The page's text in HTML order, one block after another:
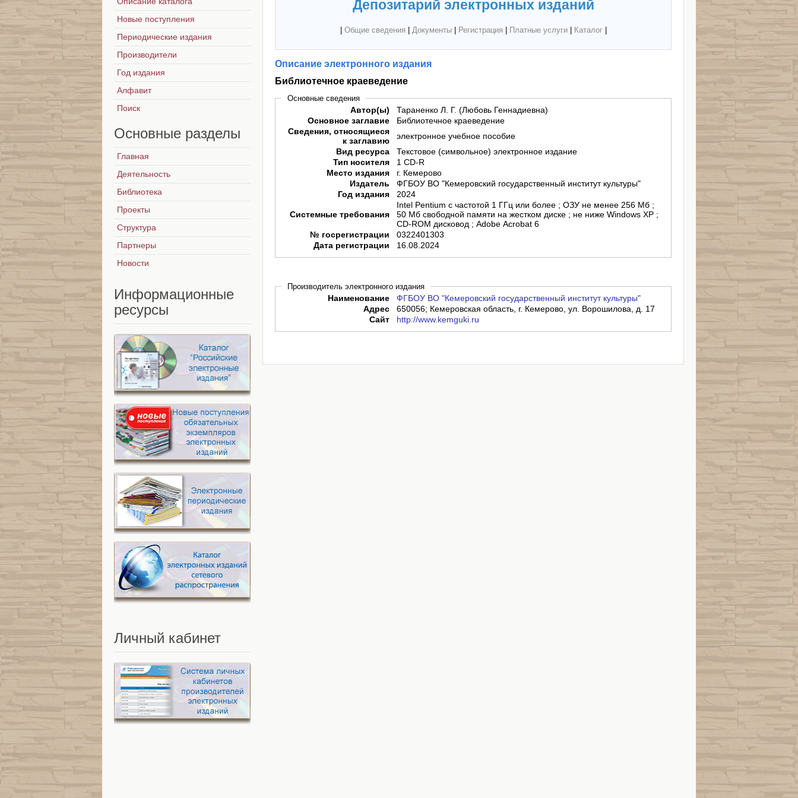
Депозитарий электронных изданий
Общие сведения Документы| Регистрация Платные услуги| Каталог|
Описание электронного издания
Библиотечное краеведение
Основные сведения
Автор(ы)
Тараненко Л. Г. (Любовь Геннадиевна)
Основное заглавие
Библиотечное краеведение
Сведения, относящиеся
к заглавию
электронное учебное пособие
Вид ресурса
Текстовое (символьное) электронное издание
Тип носителя
1 CD-R
Место издания
г. Кемерово
Издатель
ФГБОУ ВО "Кемеровский государственный институт культуры"
Год издания
2024
Системные требования
Intel Pentium с частотой 1 ГГц или более ; ОЗУ не менее 256 Мб ;
50 Мб свободной памяти на жестком диске ; не ниже Windows XP ;
CD-ROM дисковод ; Adobe Acrobat 6
№ госрегистрации
0322401303
Дата регистрации
16.08.2024
Производитель электронного издания
Наименование
ФГБОУ ВО "Кемеровский государственный институт культуры"
Адрес
650056; Кемеровская область, г. Кемерово, ул. Ворошилова, д. 17
Сайт
http://www.kemguki.ru
Новые поступления
Периодические издания
Производители
Год издания
Алфавит
Поиск
Основные разделы
Главная
Деятельность
Библиотека
Проекты
Структура
Партнеры
Новости
Информационные
ресурсы
Личный кабинет